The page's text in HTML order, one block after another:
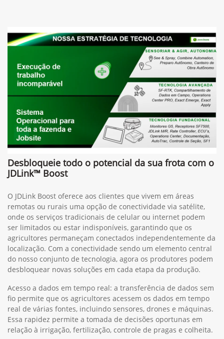
Desbloqueie todo o potencial da sua frota com o
JDLink™ Boost
O JDLink Boost oferece aos clientes que vivem em áreas
remotas ou rurais uma opção de conectividade via satélite,
onde os serviços tradicionais de celular ou internet podem
ser limitados ou estar indisponíveis, garantindo que os
agricultores permaneçam conectados independentemente da
localização. Com a conectividade sendo um elemento central
do nosso conjunto de tecnologia, agora os produtores podem
desbloquear novas soluções em cada etapa da produção.
Acesso a dados em tempo real: a transferência de dados sem
fio permite que os agricultores acessem os dados em tempo
real de várias fontes, incluindo sensores, drones e máquinas.
Essa rapidez permite a tomada de decisões oportunas em
relação à irrigação, fertilização, controle de pragas e colheita.